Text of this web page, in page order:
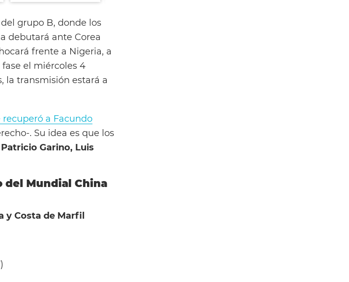
grupo B, donde los
debutará ante Corea
frente a Nigeria, a
el miércoles 4
la transmisión estará a
recuperó a Facundo
. Su idea es que los
Garino, Luis
del Mundial China
y Costa de Marfil